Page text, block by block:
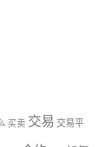
买卖 交易 交易平